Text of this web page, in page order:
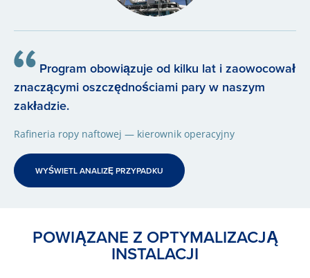
Program obowiązuje od kilku lat i zaowocował
znaczącymi oszczędnościami pary w naszym
zakładzie.
Rafineria ropy naftowej — kierownik operacyjny
WYŚWIETL ANALIZĘ PRZYPADKU
POWIĄZANE Z OPTYMALIZACJĄ
INSTALACJI